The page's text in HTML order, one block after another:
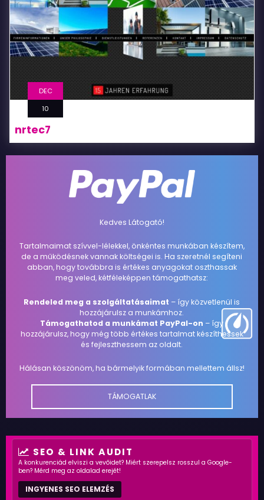
DEC
10
nrtec7
Kedves Látogató!
Tartalmaimat szívvel-lélekkel, önkéntes munkában készítem,
de a működésnek vannak költségei is. Ha szeretnél segíteni
abban, hogy továbbra is értékes anyagokat oszthassak
meg veled, kétféleképpen támogathatsz:
Rendeled meg a szolgáltatásaimat – így közvetlenül is
hozzájárulsz a munkámhoz.
Támogathatod a munkámat PayPal-on – így
hozzájárulsz, hogy még több értékes tartalmat készíthessek
és fejleszthessem az oldalt.
Hálásan köszönöm, ha bármelyik formában mellettem állsz!
TÁMOGATLAK
SEO & LINK AUDIT
A konkurenciád elviszi a vevőidet? Miért szerepelsz rosszul a Google-
ben? Mérd meg az oldalad erejét!
INGYENES SEO ELEMZÉS